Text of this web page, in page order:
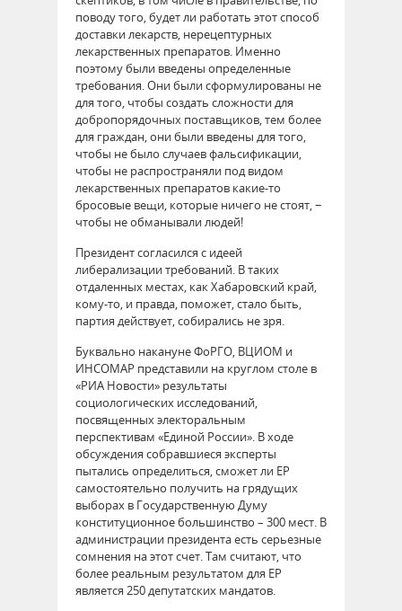
поводу того, будет ли работать этот способ
доставки лекарств, нерецептурных
лекарственных препаратов. Именно
поэтому были введены определенные
требования. Они были сформулированы не
для того, чтобы создать сложности для
добропорядочных поставщиков, тем более
для граждан, они были введены для того,
чтобы не было случаев фальсификации,
чтобы не распространяли под видом
лекарственных препаратов какие-то
бросовые вещи, которые ничего не стоят, −
чтобы не обманывали людей!
Президент согласился с идеей
либерализации требований. В таких
отдаленных местах, как Хабаровский край,
кому-то, и правда, поможет, стало быть,
партия действует, собирались не зря.
Буквально накануне ФоРГО, ВЦИОМ и
ИНСОМАР представили на круглом столе в
«РИА Новости» результаты
социологических исследований,
посвященных электоральным
перспективам «Единой России». В ходе
обсуждения собравшиеся эксперты
пытались определиться, сможет ли ЕР
самостоятельно получить на грядущих
выборах в Государственную Думу
конституционное большинство – 300 мест. В
администрации президента есть серьезные
сомнения на этот счет. Там считают, что
более реальным результатом для ЕР
является 250 депутатских мандатов.